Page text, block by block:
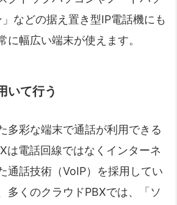
などの据え置き型IP電話機にも
に幅広い端末が使えます。
いて行う
多彩な端末で通話が利用できる
は電話回線ではなくインターネ
通話技術（VoIP）を採用してい
多くのクラウドPBXでは、「ソ